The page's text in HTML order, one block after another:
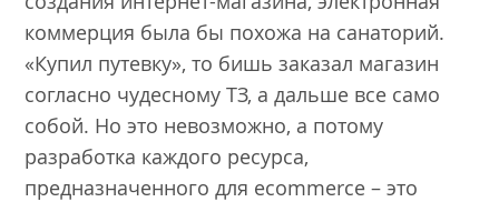
коммерция была бы похожа на санаторий.
«Купил путевку», то бишь заказал магазин
согласно чудесному ТЗ, а дальше все само
собой. Но это невозможно, а потому
разработка каждого ресурса,
предназначенного для ecommerce – это